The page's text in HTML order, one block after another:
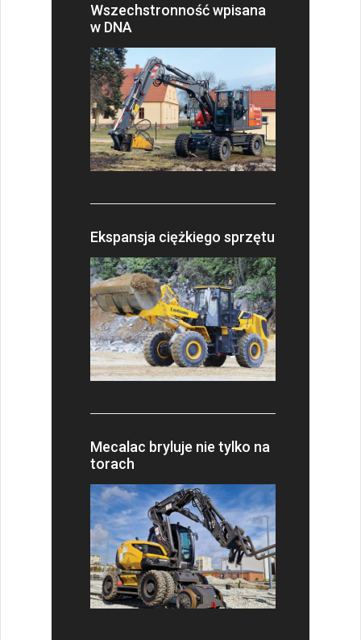
Wszechstronność wpisana
w DNA
Ekspansja ciężkiego sprzętu
Mecalac bryluje nie tylko na
torach